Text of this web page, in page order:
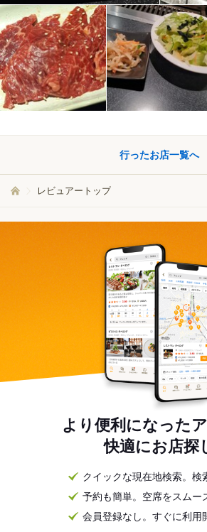
行ったお店一覧へ
レビュアートップ
より便利になった
快適にお店探
クイックな現在地検索。検
予約も簡単。空席をスムー
会員登録なし。すぐに利用